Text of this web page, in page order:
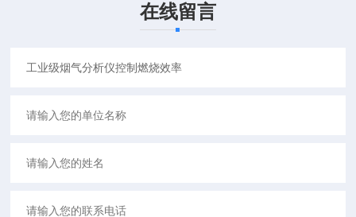
在线留言